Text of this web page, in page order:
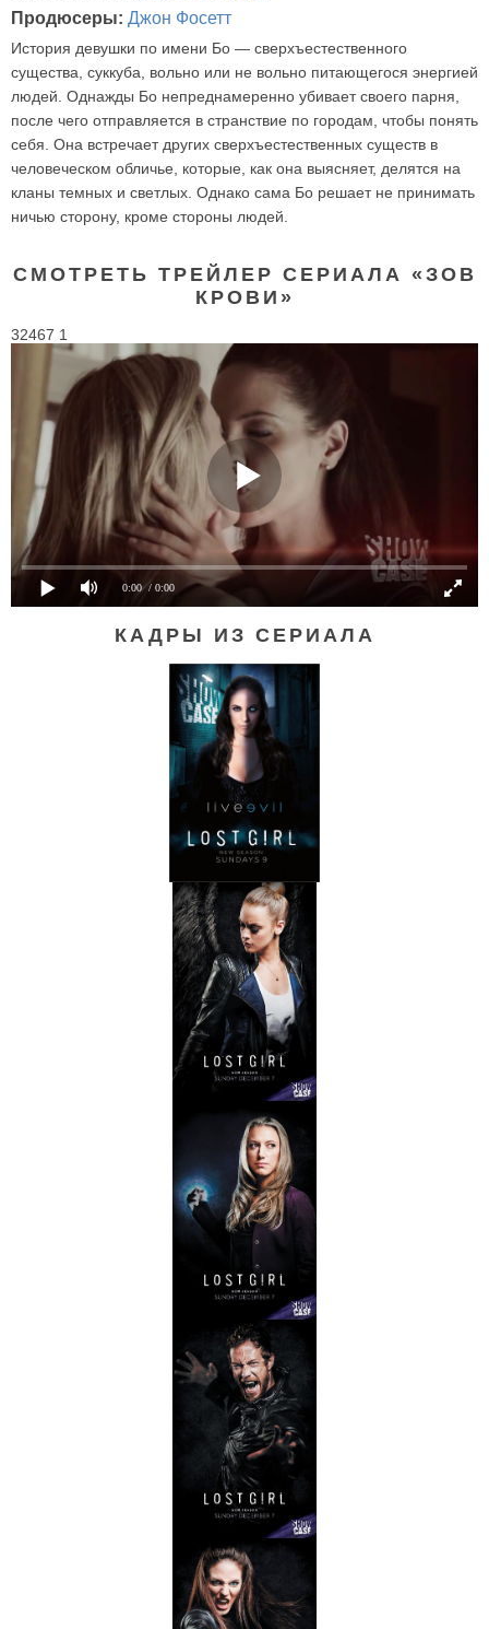
Продюсеры: Джон Фосетт
История девушки по имени Бо — сверхъестественного
существа, суккуба, вольно или не вольно питающегося энергией
людей. Однажды Бо непреднамеренно убивает своего парня,
после чего отправляется в странствие по городам, чтобы понять
себя. Она встречает других сверхъестественных существ в
человеческом обличье, которые, как она выясняет, делятся на
кланы темных и светлых. Однако сама Бо решает не принимать
ничью сторону, кроме стороны людей.
СМОТРЕТЬ ТРЕЙЛЕР СЕРИАЛА «ЗОВ
КРОВИ»
32467 1
0:00 / 0:00
КАДРЫ ИЗ СЕРИАЛА